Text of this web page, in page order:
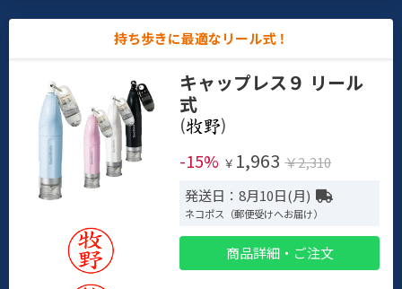
持ち歩きに最適なリール式！
キャップレス９ リール
式
(
)
-15% ￥ 1,963 ￥2,310
発送日：8月10日(月)
ネコポス（郵便受けへお届け）
商品詳細・ご注文